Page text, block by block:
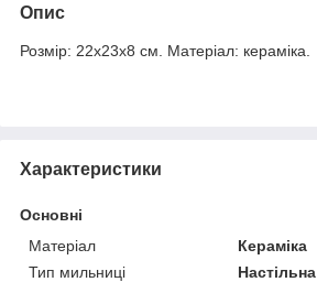
Опис
Розмір: 22х23х8 см. Матеріал: кераміка.
Характеристики
Основні
Матеріал
Кераміка
Тип мильниці
Настільна